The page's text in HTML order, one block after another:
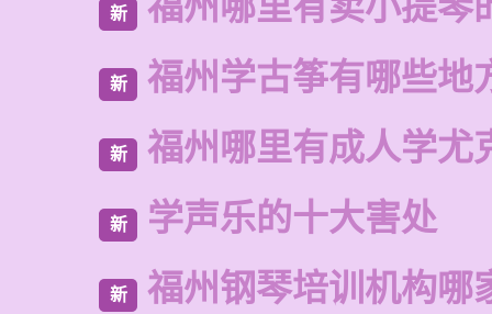
新
新 福州学古筝有哪些地
新 福州哪里有成人学尤
新 学声乐的十大害处
新 福州钢琴培训机构哪